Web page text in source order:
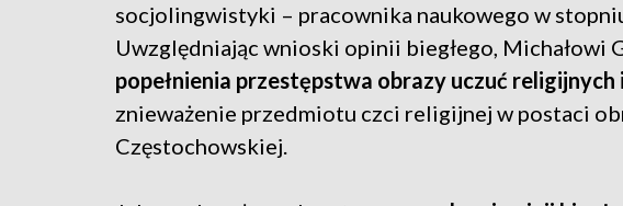
socjolingwistyki – pracownika naukowego w
Uwzględniając wnioski opinii biegłego, Michałowi
popełnienia przestępstwa obrazy uczuć religijnych
znieważenie przedmiotu czci religijnej w postaci
Częstochowskiej.